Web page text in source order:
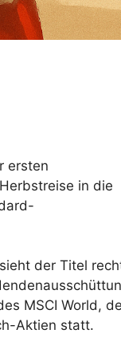
ersten
in die
der Titel
MSCI World,
Aktien statt.